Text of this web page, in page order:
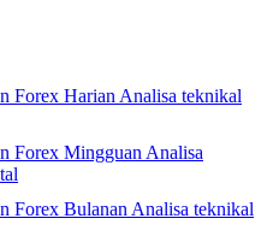
Forex Harian Analisa teknikal
Forex Mingguan Analisa
Forex Bulanan Analisa teknikal